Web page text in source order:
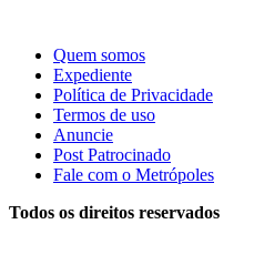
Quem somos
Expediente
Política de Privacidade
Termos de uso
Anuncie
Post Patrocinado
Fale com o Metrópoles
Todos os direitos reservados